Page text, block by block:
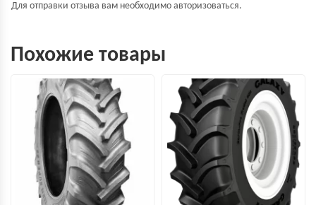
Для отправки отзыва вам необходимо авторизоваться.
Похожие товары